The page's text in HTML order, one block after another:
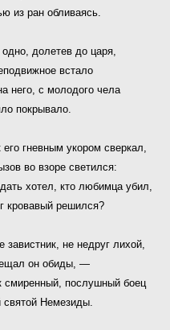
из ран обливаясь.
долетев до царя,
встало
него, с молодого чела
покрывало.
гневным укором сверкал,
во взоре светился:
хотел, кто любимца убил,
кровавый решился?
завистник, не недруг лихой,
он обиды, —
смиренный, послушный боец
святой Немезиды.